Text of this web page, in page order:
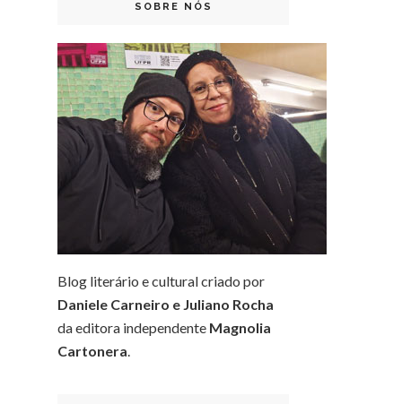
SOBRE NÓS
Blog literário e cultural criado por
Daniele Carneiro e Juliano Rocha
da editora independente Magnolia
Cartonera.